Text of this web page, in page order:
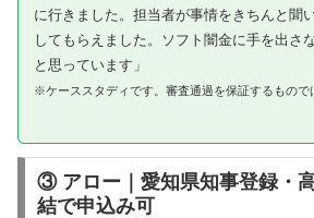
に行きました。担当者が事情をきちんと聞
してもらえました。ソフト闇金に手を出さ
と思っています」
※ケーススタディです。審査通過を保証するもので
③ アロー｜愛知県知事登録・
結で申込み可